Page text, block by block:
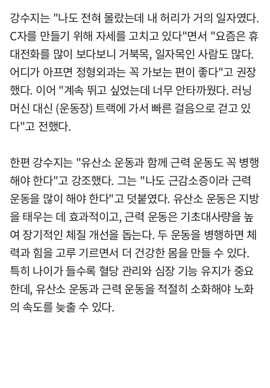
강수지는 "나도 전혀 몰랐는데 내 허리가 거의 일자였다.
C자를 만들기 위해 자세를 고치고 있다"면서 "요즘은 휴
대전화를 많이 보다보니 거북목, 일자목인 사람도 많다.
어디가 아프면 정형외과는 꼭 가보는 편이 좋다"고 권장
했다. 이어 "계속 뛰고 싶었는데 너무 안타까웠다. 러닝
머신 대신 (운동장) 트랙에 가서 빠른 걸음으로 걷고 있
다"고 전했다.
한편 강수지는 "유산소 운동과 함께 근력 운동도 꼭 병행
해야 한다"고 강조했다. 그는 "나도 근감소증이라 근력
운동을 많이 해야 한다"고 덧붙였다. 유산소 운동은 지방
을 태우는 데 효과적이고, 근력 운동은 기초대사량을 높
여 장기적인 체질 개선을 돕는다. 두 운동을 병행하면 체
력과 힘을 고루 기르면서 더 건강한 몸을 만들 수 있다.
특히 나이가 들수록 혈당 관리와 심장 기능 유지가 중요
한데, 유산소 운동과 근력 운동을 적절히 소화해야 노화
의 속도를 늦출 수 있다.